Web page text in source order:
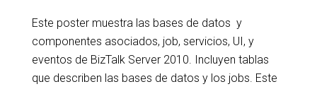
Este poster muestra las bases de datos y
componentes asociados, job, servicios, UI, y
eventos de BizTalk Server 2010. Incluyen tablas
que describen las bases de datos y los jobs. Este